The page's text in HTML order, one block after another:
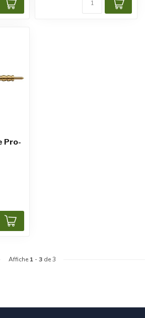
Pro-
Affiche 1 -3 de 3